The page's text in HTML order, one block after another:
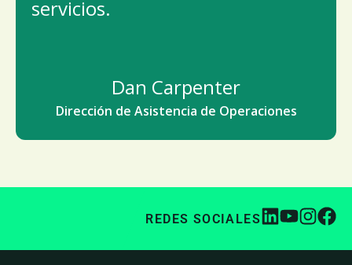
servicios.
Dan Carpenter
Dirección de Asistencia de Operaciones
REDES SOCIALES